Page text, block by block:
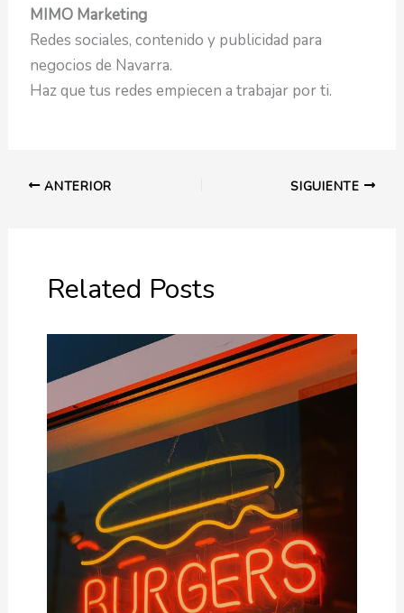
MIMO Marketing
Redes sociales, contenido y publicidad para
negocios de Navarra.
Haz que tus redes empiecen a trabajar por ti.
ANTERIOR SIGUIENTE
Related Posts